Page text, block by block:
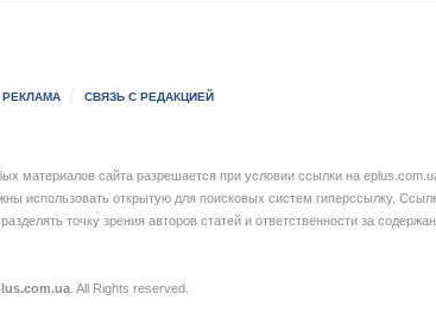
РЕКЛАМА СВЯЗЬ С РЕДАКЦИЕЙ
материалов сайта разрешается при условии ссылки на
использовать открытую для поисковых систем гиперссылку.
точку зрения авторов статей и ответственности за
. All Rights reserved.